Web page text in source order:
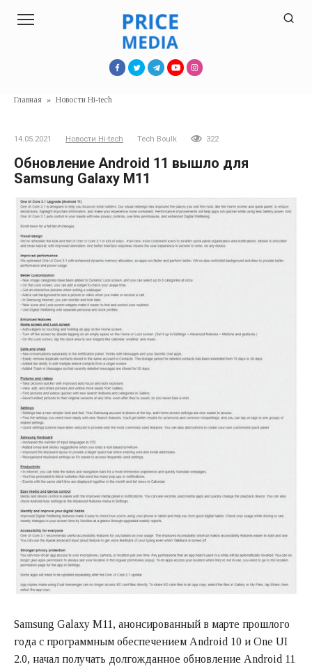
Главная » Новости Hi-tech
14.05.2021 Новости Hi-tech Tech Boulk 322
Обновление Android 11 вышло для
Samsung Galaxy M11
Samsung Galaxy M11, анонсированный в марте прошлого
года с программным обеспечением Android 10 и One UI
2.0, начал получать долгожданное обновление Android 11